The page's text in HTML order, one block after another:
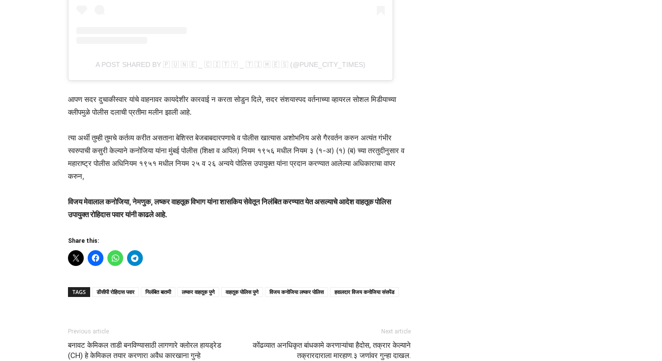
A POST SHARED BY 🇵 🇺 🇳 🇪 _ 🇨 🇮 🇹 🇾 _ 🇹 🇮 🇲 🇪 🇸 (@PUNE_CITY_TIMES)
आपण सदर दुचाकीस्वार यांचे वाहनावर कायदेशीर कारवाई न करता सोडुन दिले, सदर संशयास्पद वर्तनाच्या व्हायरल सोशल मिडीयाच्या
क्लीपमुळे पोलीस दलाची प्रतीमा मलीन झाली आहे.
त्या अर्थी तुम्ही तुमचे कर्तव्य करीत असताना बेशिस्त बेजबाबदारपणाचे व पोलीस खात्यास अशोभनिय असे गैरवर्तन करुन अत्यंत गंभीर
स्वरुपाची कसुरी केल्याने कनोजिया यांना मुंबई पोलीस (शिक्षा व अपिल) नियम १९५६ मधील नियम ३ (१-अ) (१) (ब) च्या तरतुदीनुसार व
महाराष्ट्र पोलीस अधिनियम १९५१ मधील नियम २५ व २६ अन्वये पोलिस उपायुक्त यांना प्रदान करण्यात आलेल्या अधिकाराचा वापर
करुन,
विजय मेवालाल कनोजिया, नेमणुक, लष्कर वाहतूक विभाग यांना शासकिय सेवेतून निलंबित करण्यात येत असल्याचे आदेश वाहतूक पोलिस
उपायुक्त रोहिदास पवार यांनी काढले आहे.
Share this:
TAGS डीसीपी रोहिदास पवार निलंबित बातमी लष्कर वाहतूक पुणे वाहतूक पोलिस पुणे विजय कनोजिया लष्कर‌ पोलिस हवालदार विजय कनोजिया संसपेंड
Previous article
बनावट केमिकल ताडी बनविण्यासाठी लागणारे क्लोरल हायड्रेड
(CH) हे केमिकल तयार करणारा अवैध कारखाना गुन्हे
Next article
कोंढव्यात अनधिकृत बांधकामे करणाऱ्यांचा हैदोस, तक्रार केल्याने
तक्रारदाराला मारहाण.३ जणांवर गुन्हा दाखल.